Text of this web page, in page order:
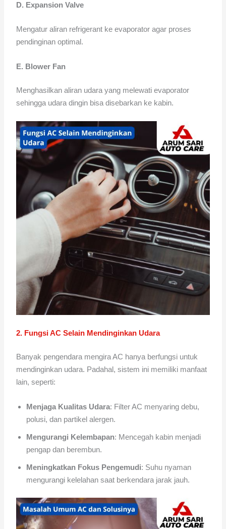
D. Expansion Valve
Mengatur aliran refrigerant ke evaporator agar proses
pendinginan optimal.
E. Blower Fan
Menghasilkan aliran udara yang melewati evaporator
sehingga udara dingin bisa disebarkan ke kabin.
2. Fungsi AC Selain Mendinginkan Udara
Banyak pengendara mengira AC hanya berfungsi untuk
mendinginkan udara. Padahal, sistem ini memiliki manfaat
lain, seperti:
Menjaga Kualitas Udara: Filter AC menyaring debu,
polusi, dan partikel alergen.
Mengurangi Kelembapan: Mencegah kabin menjadi
pengap dan berembun.
Meningkatkan Fokus Pengemudi: Suhu nyaman
mengurangi kelelahan saat berkendara jarak jauh.